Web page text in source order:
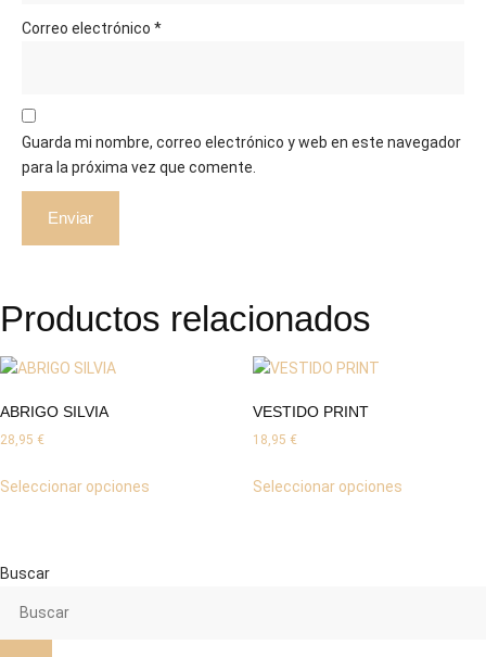
Correo electrónico *
Guarda mi nombre, correo electrónico y web en este navegador
para la próxima vez que comente.
Productos relacionados
ABRIGO SILVIA
28,95 €
Seleccionar opciones
VESTIDO PRINT
18,95 €
Seleccionar opcionesproducto
Buscar